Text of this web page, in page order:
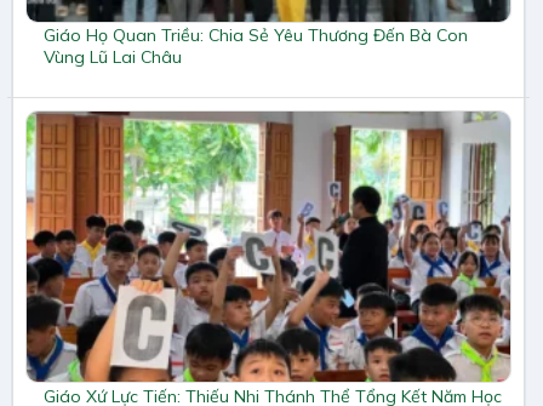
Giáo Họ Quan Triều: Chia Sẻ Yêu Thương Đến Bà Con
Vùng Lũ Lai Châu
Giáo Xứ Lực Tiến: Thiếu Nhi Thánh Thể Tổng Kết Năm Học